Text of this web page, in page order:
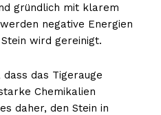
gründlich mit klarem
negative Energien
wird gereinigt.
das Tigerauge
Chemikalien
daher, den Stein in